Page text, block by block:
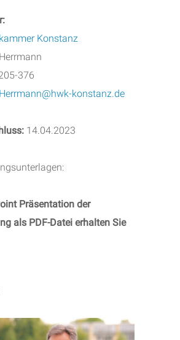
Konstanz
376
konstanz.de
14.04.2023
Präsentation der
als PDF-Datei erhalten Sie